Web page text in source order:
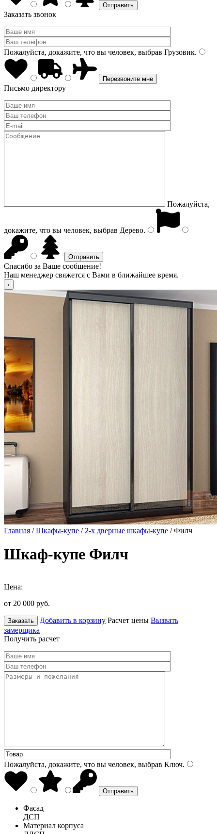
Заказать звонок
Пожалуйста, докажите, что вы человек, выбрав Грузовик.
Письмо директору
Пожалуйста,
докажите, что вы человек, выбрав Дерево.
Спасибо за Ваше сообщение!
Наш менеджер свяжется с Вами в ближайшее время.
Главная /Шкафы-купе / 2-х дверные шкафы-купе / Филч
Шкаф-купе Филч
Цена:
от 20 000 руб.
Заказать Добавить в корзину Расчет цены Вызвать
замерщика
Получить расчет
Пожалуйста, докажите, что вы человек, выбрав Ключ.
Фасад
ДСП
Материал корпуса